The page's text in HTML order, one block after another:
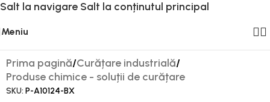
Salt la navigare Salt la conținutul principal
Meniu
Prima pagină/Curățare industrială/
Produse chimice - soluții de curățare
SKU: P-A10124-BX